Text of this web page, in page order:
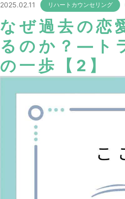
2025.02.11 リハートカウンセリング
なぜ過去の恋
るのか？―ト
の一歩【2】